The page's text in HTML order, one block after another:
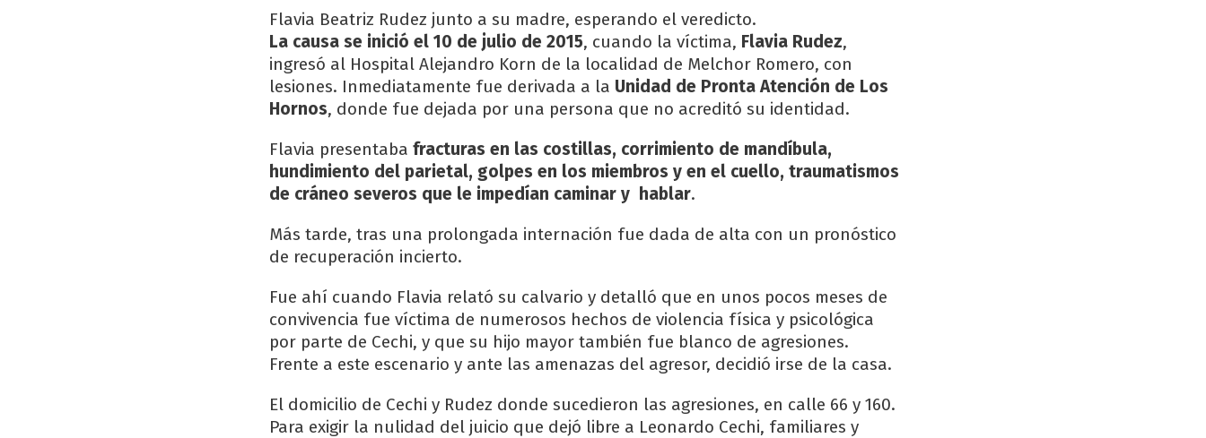
Flavia Beatriz Rudez junto a su madre, esperando el veredicto.
La causa se inició el 10 de julio de 2015, cuando la víctima, Flavia Rudez,
ingresó al Hospital Alejandro Korn de la localidad de Melchor Romero, con
lesiones. Inmediatamente fue derivada a la Unidad de Pronta Atención de Los
Hornos, donde fue dejada por una persona que no acreditó su identidad.
Flavia presentaba fracturas en las costillas, corrimiento de mandíbula,
hundimiento del parietal, golpes en los miembros y en el cuello, traumatismos
de cráneo severos que le impedían caminar y hablar.
Más tarde, tras una prolongada internación fue dada de alta con un pronóstico
de recuperación incierto.
Fue ahí cuando Flavia relató su calvario y detalló que en unos pocos meses de
convivencia fue víctima de numerosos hechos de violencia física y psicológica
por parte de Cechi, y que su hijo mayor también fue blanco de agresiones.
Frente a este escenario y ante las amenazas del agresor, decidió irse de la casa.
El domicilio de Cechi y Rudez donde sucedieron las agresiones, en calle 66 y 160.
Para exigir la nulidad del juicio que dejó libre a Leonardo Cechi, familiares y